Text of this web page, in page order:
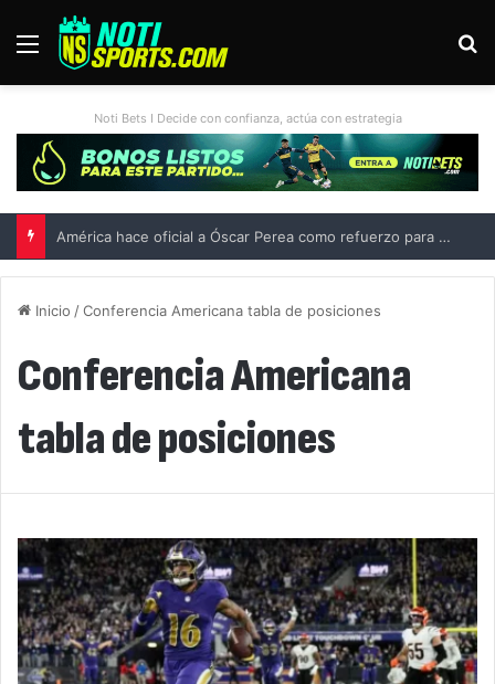
Menú
Noti Bets I Decide con confianza, actúa con estrategia
América hace oficial a Óscar Perea como refuerzo para el Apertura 2026
Inicio /Conferencia Americana tabla de posiciones
Conferencia Americana
tabla de posiciones